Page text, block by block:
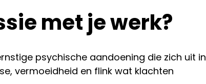
met je werk?
psychische aandoening die zich uit in
vermoeidheid en flink wat klachten